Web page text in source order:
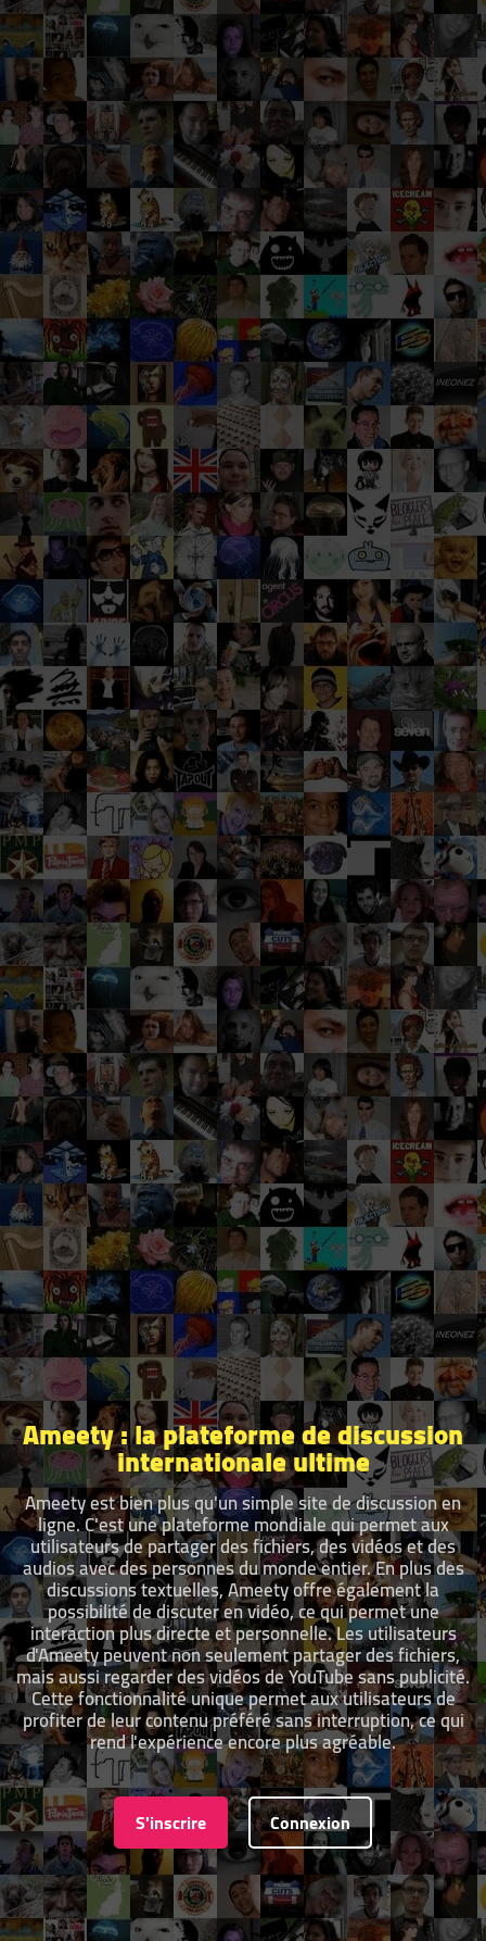
Ameety : la plateforme de discussion
internationale ultime
Ameety est bien plus qu'un simple site de discussion en
ligne. C'est une plateforme mondiale qui permet aux
utilisateurs de partager des fichiers, des vidéos et des
audios avec des personnes du monde entier. En plus des
discussions textuelles, Ameety offre également la
possibilité de discuter en vidéo, ce qui permet une
interaction plus directe et personnelle. Les utilisateurs
d'Ameety peuvent non seulement partager des fichiers,
mais aussi regarder des vidéos de YouTube sans publicité.
Cette fonctionnalité unique permet aux utilisateurs de
profiter de leur contenu préféré sans interruption, ce qui
rend l'expérience encore plus agréable.
S'inscrire Connexion